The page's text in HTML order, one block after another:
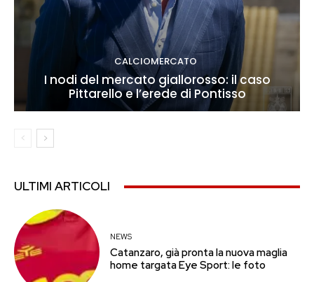
CALCIOMERCATO
I nodi del mercato giallorosso: il caso
Pittarello e l’erede di Pontisso
ULTIMI ARTICOLI
NEWS
Catanzaro, già pronta la nuova maglia
home targata Eye Sport: le foto